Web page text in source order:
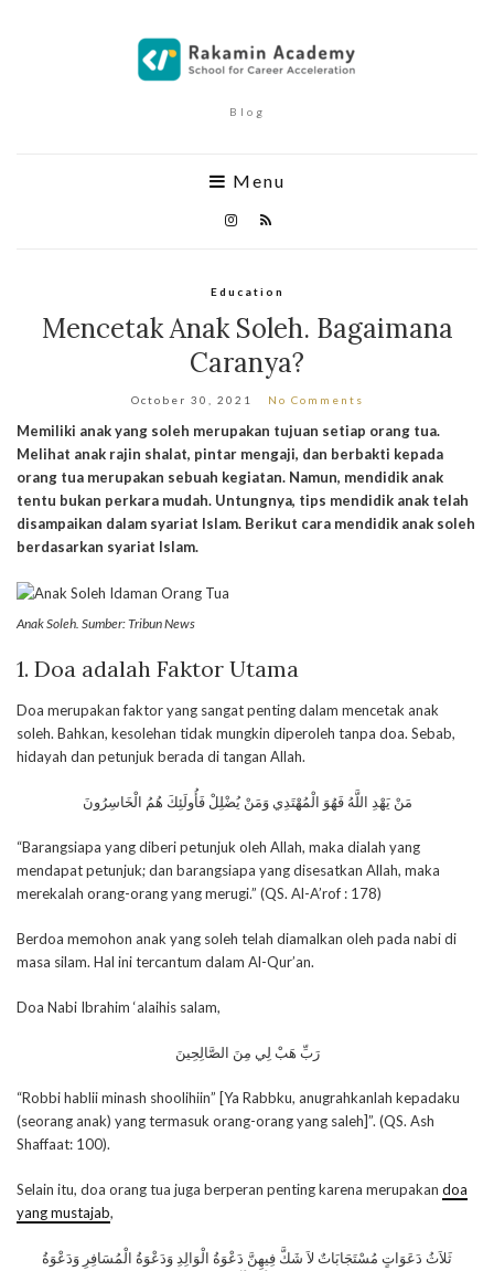
Blog
Menu
Education
Mencetak Anak Soleh. Bagaimana
Caranya?
October 30, 2021 No Comments
Memiliki anak yang soleh merupakan tujuan setiap orang tua.
Melihat anak rajin shalat, pintar mengaji, dan berbakti kepada
orang tua merupakan sebuah kegiatan. Namun, mendidik anak
tentu bukan perkara mudah. Untungnya, tips mendidik anak telah
disampaikan dalam syariat Islam. Berikut cara mendidik anak soleh
berdasarkan syariat Islam.
Anak Soleh. Sumber: Tribun News
1. Doa adalah Faktor Utama
Doa merupakan faktor yang sangat penting dalam mencetak anak
soleh. Bahkan, kesolehan tidak mungkin diperoleh tanpa doa. Sebab,
hidayah dan petunjuk berada di tangan Allah.
مَنْ يَهْدِ اللَّهُ فَهُوَ الْمُهْتَدِي وَمَنْ يُضْلِلْ فَأُولَئِكَ هُمُ الْخَاسِرُونَ
“Barangsiapa yang diberi petunjuk oleh Allah, maka dialah yang
mendapat petunjuk; dan barangsiapa yang disesatkan Allah, maka
merekalah orang-orang yang merugi.” (QS. Al-A’rof : 178)
Berdoa memohon anak yang soleh telah diamalkan oleh pada nabi di
masa silam. Hal ini tercantum dalam Al-Qur’an.
Doa Nabi Ibrahim ‘alaihis salam,
رَبِّ هَبْ لِي مِنَ الصَّالِحِينَ
“Robbi hablii minash shoolihiin” [Ya Rabbku, anugrahkanlah kepadaku
(seorang anak) yang termasuk orang-orang yang saleh]”. (QS. Ash
Shaffaat: 100).
Selain itu, doa orang tua juga berperan penting karena merupakan doa
yang mustajab,
ثَلاَثُ دَعَوَاتٍ مُسْتَجَابَاتٌ لاَ شَكَّ فِيهِنَّ دَعْوَةُ الْوَالِدِ وَدَعْوَةُ الْمُسَافِرِ وَدَعْوَةُ